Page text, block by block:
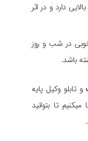
دارد و در اثر
در شب و روز
باشد.
و تابلو وکیل پایه
تا بتوانید